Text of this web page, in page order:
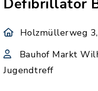
Defibrillator
Holzmüllerweg
Bauhof Markt
Jugendtreff